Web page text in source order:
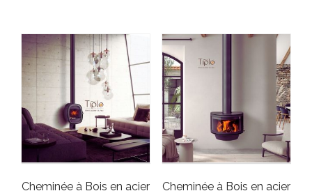
Cheminée à Bois en acier
Cheminée à Bois en acier